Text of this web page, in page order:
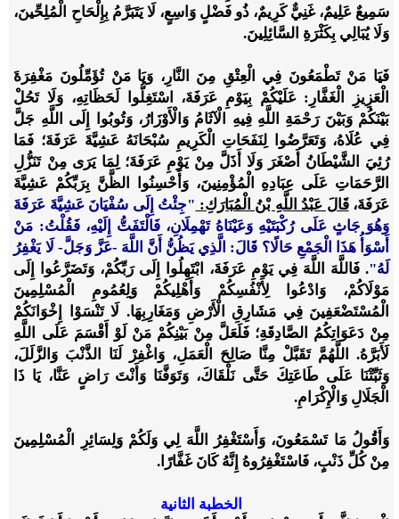
سَمِيعٌ عَلِيمٌ، غَنِيٌّ كَرِيمٌ، ذُو فَضْلٍ وَاسِعٍ، لَا يَتَبَرَّمُ بِإِلْحَاحِ الْمُلِحِّينَ،
وَلَا يُبَالِي بِكَثْرَةِ السَّائِلِينَ.
فَيَا مَنْ تَطْمَعُونَ فِي الْعِتْقِ مِنَ النَّارِ، وَيَا مَنْ تُؤَمِّلُونَ مَغْفِرَةَ
الْعَزِيزِ الْغَفَّارِ: عَلَيْكُمْ بِيَوْمِ عَرَفَةَ، اسْتَغِلُّوا لَحَظَاتِهِ، وَلَا تَحُلْ
بَيْنَكُمْ وَبَيْنَ رَحْمَةِ اللَّهِ فِيهِ الْآثَامُ وَالْأَوْزَارُ، وَتُوبُوا إِلَى اللَّهِ جَلَّ
فِي عُلَاهُ، وَتَعَرَّضُوا لِنَفَحَاتِ الْكَرِيمِ سُبْحَانَهُ عَشِيَّةَ عَرَفَةَ؛ فَمَا
رُئِيَ الشَّيْطَانُ أَصْغَرَ وَلَا أَذَلَّ مِنْ يَوْمِ عَرَفَةَ؛ لِمَا يَرَى مِنْ تَنَزُّلِ
الرَّحَمَاتِ عَلَى عِبَادِهِ الْمُؤْمِنِينَ، وَأَحْسِنُوا الظَّنَّ بِرَبِّكُمْ عَشِيَّةَ
عَرَفَةَ،قَالَ عَبْدُ اللَّهِ بْنُ الْمُبَارَكِ: "جِئْتُ إِلَى سُفْيَانَ عَشِيَّةَ عَرَفَةَ
وَهُوَ جَاثٍ عَلَى رُكْبَتَيْهِ وَعَيْنَاهُ تَهْمِلَانِ، فَالْتَفَتُّ إِلَيْهِ، فَقُلْتُ: مَنْ
أَسْوَأُ هَذَا الْجَمْعِ حَالًا؟ قَالَ: الَّذِي يَظُنُّ أَنَّ اللَّهَ -عَزَّ وَجَلَّ- لَا يَغْفِرُ
لَهُ". فَاللَّهَ اللَّهَ فِي يَوْمِ عَرَفَةَ، ابْتَهِلُوا إِلَى رَبِّكُمْ، وَتَضَرَّعُوا إِلَى
مَوْلَاكُمْ، وَادْعُوا لِأَنْفُسِكُمْ وَأَهْلِيكُمْ وَلِعُمُومِ الْمُسْلِمِينَ
الْمُسْتَضْعَفِينَ فِي مَشَارِقِ الْأَرْضِ وَمَغَارِبِهَا. لَا تَنْسَوْا إِخْوَانَكُمْ
مِنْ دَعَوَاتِكُمُ الصَّادِقَةِ؛ فَلَعَلَّ مِنْ بَيْنِكُمْ مَنْ لَوْ أَقْسَمَ عَلَى اللَّهِ
لَأَبَرَّهُ. اللَّهُمَّ تَقَبَّلْ مِنَّا صَالِحَ الْعَمَلِ، وَاغْفِرْ لَنَا الذَّنْبَ وَالزَّلَلَ،
وَثَبِّتْنَا عَلَى طَاعَتِكَ حَتَّى نَلْقَاكَ، وَتَوَفَّنَا وَأَنْتَ رَاضٍ عَنَّا، يَا ذَا
الْجَلَالِ وَالْإِكْرَامِ.
وَأَقُولُ مَا تَسْمَعُونَ، وَأَسْتَغْفِرُ اللَّهَ لِي وَلَكُمْ وَلِسَائِرِ الْمُسْلِمِينَ
مِنْ كُلِّ ذَنْبٍ، فَاسْتَغْفِرُوهُ إِنَّهُ كَانَ غَفَّارًا.
الخطبة الثانية